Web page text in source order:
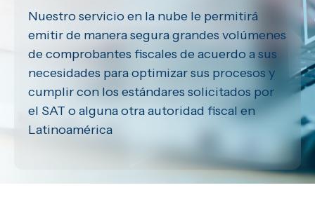
Nuestro servicio en la nube le permitirá
emitir de manera segura grandes volúmenes
de comprobantes fiscales de acuerdo a sus
necesidades para optimizar sus procesos y
cumplir con los estándares solicitados por
el SAT o alguna otra autoridad fiscal en
Latinoamérica